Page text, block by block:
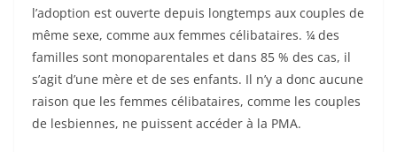
l’adoption est ouverte depuis longtemps aux couples de
même sexe, comme aux femmes célibataires. ¼ des
familles sont monoparentales et dans 85 % des cas, il
s’agit d’une mère et de ses enfants. Il n’y a donc aucune
raison que les femmes célibataires, comme les couples
de lesbiennes, ne puissent accéder à la PMA.